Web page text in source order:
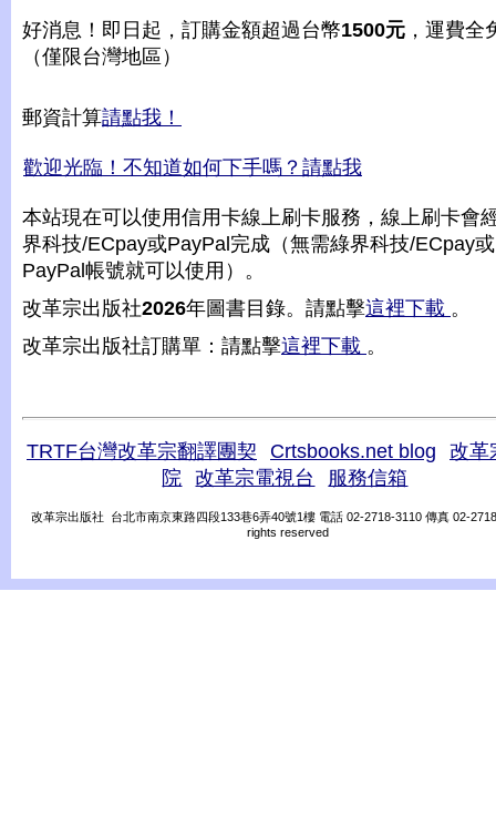
好消息！即日起，訂購金額超過台幣1500元 ，運費全
（僅限台灣地區）
郵資計算請點我！
歡迎光臨！不知道如何下手嗎？請點我
本站現在可以使用信用卡線上刷卡服務，線上刷卡會
界科技/ECpay或PayPal完成（無需綠界科技/ECpay或
PayPal帳號就可以使用）。
改革宗出版社2026年圖書目錄。請點擊這裡下載 。
改革宗出版社訂購單：請點擊這裡下載 。
TRTF台灣改革宗翻譯團契 Crtsbooks.net blog
改革
院
改革宗電視台 服務信箱
改革宗出版社 台北市南京東路四段133巷6弄40號1樓 電話 02-2718-3110 傳真 02-
rights reserved